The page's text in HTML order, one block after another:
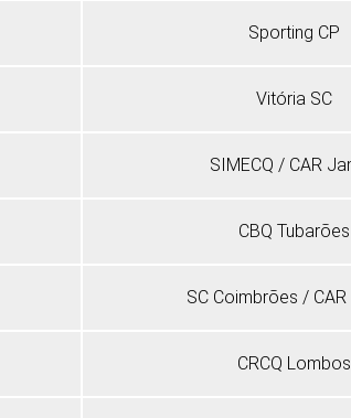
Sporting CP
Vitória SC
SIMECQ / CAR
CBQ Tubarões
SC Coimbrões /
CRCQ Lombos